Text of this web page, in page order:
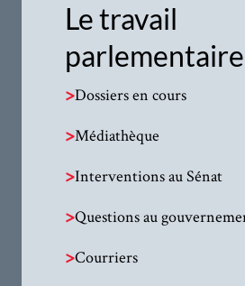
Le travail
parlementaire
>Dossiers en cours
>Médiathèque
>Interventions au Sénat
>Questions au
>Courriers